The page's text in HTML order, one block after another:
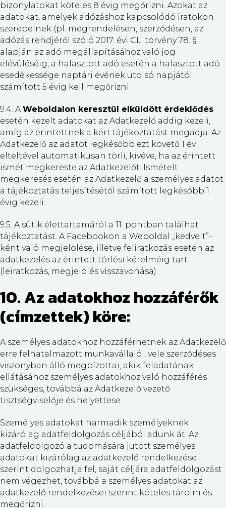
bizonylatokat köteles 8 évig megőrizni. Azokat az
adatokat, amelyek adózáshoz kapcsolódó iratokon
szerepelnek (pl. megrendelésen, szerződésen, az
adózás rendjéről szóló 2017. évi CL. törvény 78. §
alapján az adó megállapításához való jog
elévüléséig, a halasztott adó esetén a halasztott adó
esedékessége naptári évének utolsó napjától
számított 5 évig kell megőrizni.
9.4. A Weboldalon keresztül elküldött érdeklődés
esetén kezelt adatokat az Adatkezelő addig kezeli,
amíg az érintettnek a kért tájékoztatást megadja. Az
Adatkezelő az adatot legkésőbb ezt követő 1 év
elteltével automatikusan törli, kivéve, ha az érintett
ismét megkereste az Adatkezelőt. Ismételt
megkeresés esetén az Adatkezelő a személyes adatot
a tájékoztatás teljesítésétől számított legkésőbb 1
évig kezeli.
9.5. A sütik élettartamáról a 11. pontban találhat
tájékoztatást. A Facebookon a Weboldal „kedvelt”-
ként való megjelölése, illetve feliratkozás esetén az
adatkezelés az érintett törlési kérelméig tart
(leiratkozás, megjelölés visszavonása).
10. Az adatokhoz hozzáférők
(címzettek) köre:
A személyes adatokhoz hozzáférhetnek az Adatkezelő
erre felhatalmazott munkavállalói, vele szerződéses
viszonyban álló megbízottai, akik feladatának
ellátásához személyes adatokhoz való hozzáférés
szükséges, továbbá az Adatkezelő vezető
tisztségviselője és helyettese.
Személyes adatokat harmadik személyeknek
kizárólag adatfeldolgozás céljából adunk át. Az
adatfeldolgozó a tudomására jutott személyes
adatokat kizárólag az adatkezelő rendelkezései
szerint dolgozhatja fel, saját céljára adatfeldolgozást
nem végezhet, továbbá a személyes adatokat az
adatkezelő rendelkezései szerint köteles tárolni és
megőrizni.